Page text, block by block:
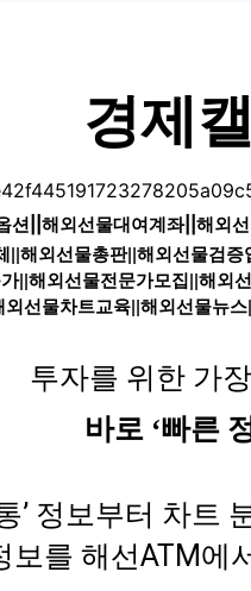
경제
션 해외선물대여계좌|| 해외
||해외선물총판||해외선물검증
||해외선물전문가모집||해외
외선물차트교육||해외선물뉴스
투자를 위한 가
바로 ‘빠른
’ 정보부터 차트
보를 해선ATM에